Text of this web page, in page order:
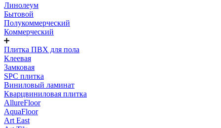
Линолеум
Бытовой
Полукоммерческий
Коммерческий
Плитка ПВХ для пола
Клеевая
Замковая
SPC плитка
Виниловый ламинат
Кварцвиниловая плитка
AllureFloor
AquaFloor
Art East